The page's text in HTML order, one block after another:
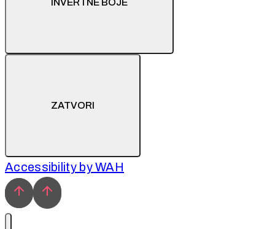
INVERTNE BOJE
ZATVORI
Accessibility by WAH